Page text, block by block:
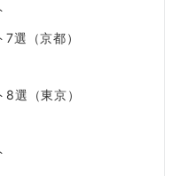
選（京都）
選（東京）